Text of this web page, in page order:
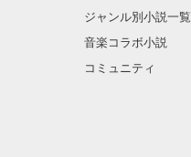
ジャンル別小説一覧
音楽コラボ小説
コミュニティ